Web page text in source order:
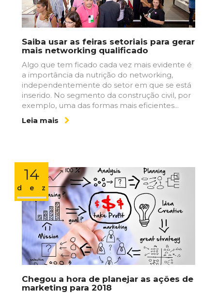
Saiba usar as feiras setoriais para gerar
mais networking qualificado
Algo que tem ficado cada vez mais evidente é
a importância da nutrição do networking,
independentemente do setor em que se está
inserido. No segmento da construção civil, por
exemplo, uma das formas mais eficientes...
Leia mais
14
dez
Chegou​ ​a​ ​hora​ ​de​ ​planejar as​ ​ações​ ​de​
​marketing​ ​para​ ​2018